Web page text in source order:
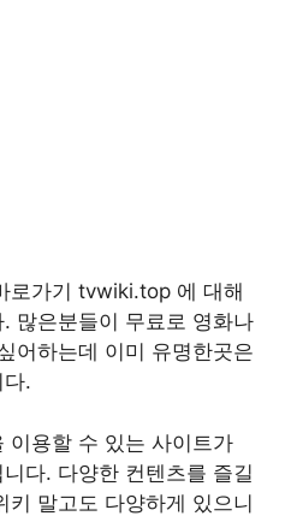
로가기 tvwiki.top 에 대해
많은분들이 무료로 영화나
어하는데 이미 유명한곳은
.
이용할 수 있는 사이트가
다. 다양한 컨텐츠를 즐길
키 말고도 다양하게 있으니